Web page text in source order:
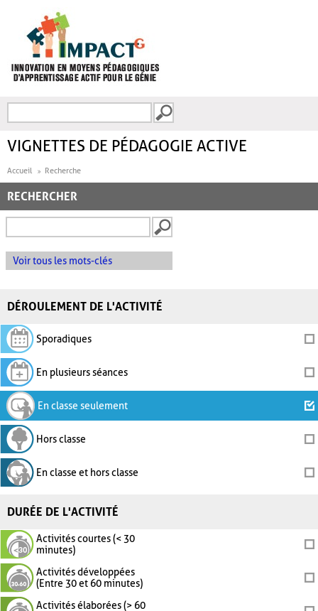
FORMULAIRE DE
VIGNETTES DE PÉDAGOGIE ACTIVE
Accueil Recherche
RECHERCHER
Voir tous les mots-clés
DÉROULEMENT DE L'ACTIVITÉ
Sporadiques
En plusieurs séances
En classe seulement
Hors classe
En classe et hors classe
DURÉE DE L'ACTIVITÉ
Activités courtes (< 30
minutes)
Activités développées
(Entre 30 et 60 minutes)
Activités élaborées (> 60